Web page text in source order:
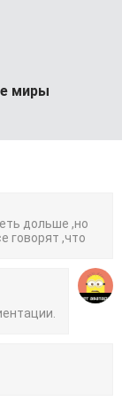
миры
дольше ,но
говорят ,что